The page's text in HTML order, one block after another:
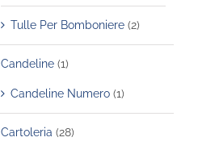
Tulle Per Bomboniere (2)
Candeline (1)
Candeline Numero (1)
Cartoleria (28)